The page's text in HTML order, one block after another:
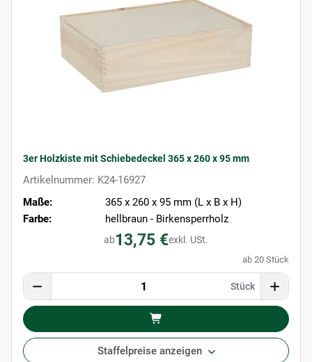
3er Holzkiste mit Schiebedeckel 365 x 260 x 95 mm
Artikelnummer: K24-16927
Maße:
365 x 260 x 95 mm (L x B x H)
Farbe:
hellbraun - Birkensperrholz
ab13,75 €exkl. USt.
ab 20 Stück
Stück
Staffelpreise anzeigen